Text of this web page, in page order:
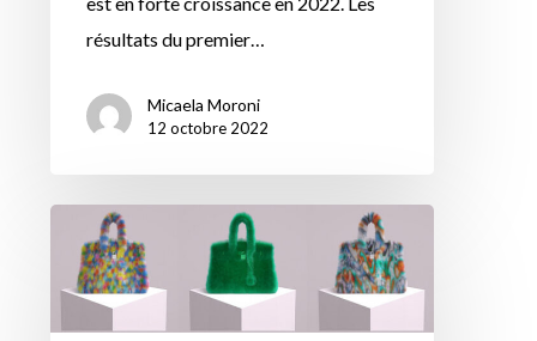
résultats du premier…
Micaela Moroni
12 octobre 2022
que
le